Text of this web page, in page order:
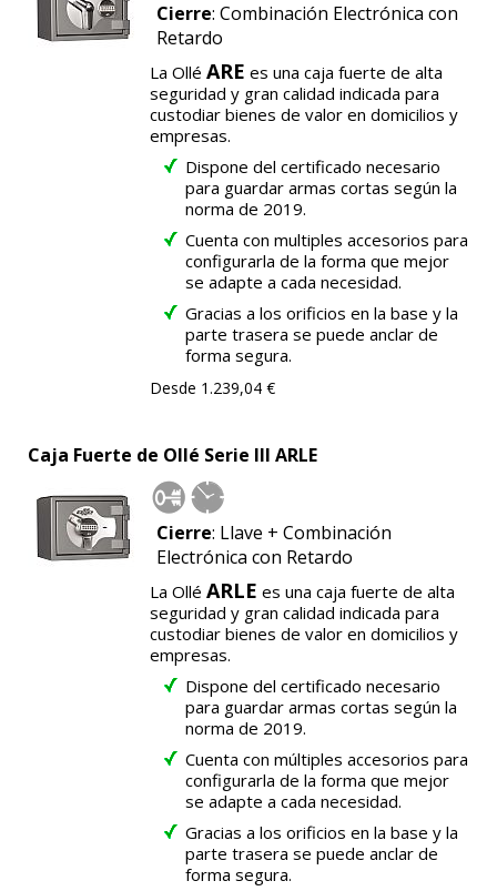
Cierre: Combinación Electrónica con
Retardo
La OlléARE es una caja fuerte de alta
seguridad y gran calidad indicada para
custodiar bienes de valor en domicilios y
empresas.
Dispone del certificado necesario
para guardar armas cortas según la
norma de 2019.
Cuenta con multiples accesorios para
configurarla de la forma que mejor
se adapte a cada necesidad.
Gracias a los orificios en la base y la
parte trasera se puede anclar de
forma segura.
Desde 1.239,04 €
Caja Fuerte de Ollé Serie III ARLE
Cierre: Llave + Combinación
Electrónica con Retardo
La OlléARLE es una caja fuerte de alta
seguridad y gran calidad indicada para
custodiar bienes de valor en domicilios y
empresas.
Dispone del certificado necesario
para guardar armas cortas según la
norma de 2019.
Cuenta con múltiples accesorios para
configurarla de la forma que mejor
se adapte a cada necesidad.
Gracias a los orificios en la base y la
parte trasera se puede anclar de
forma segura.